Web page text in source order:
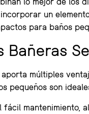
un
para baños
Bañeras
múltiples
pequeños son
mantenimiento,